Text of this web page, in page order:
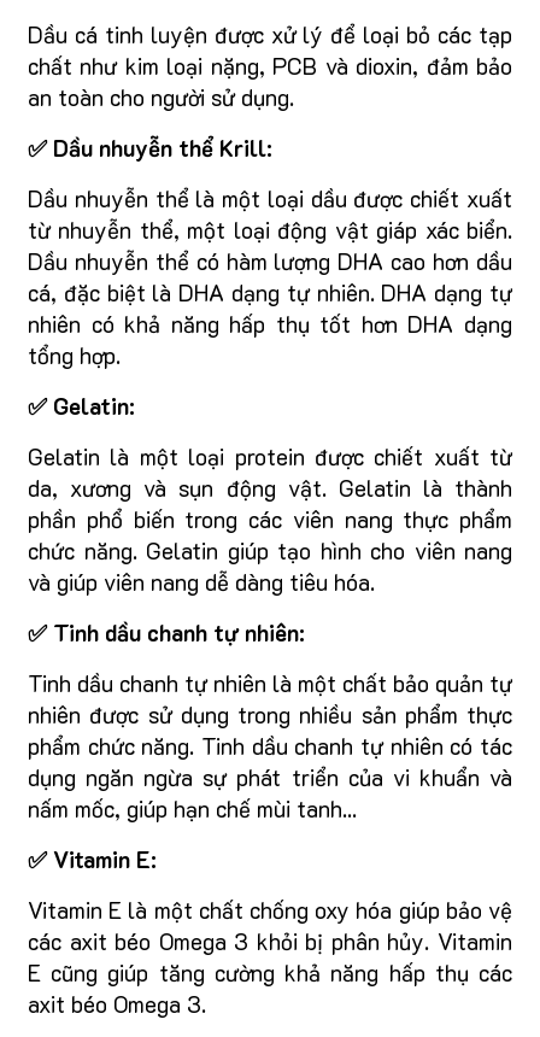
Dầu cá tinh luyện được xử lý để loại bỏ các tạp
chất như kim loại nặng, PCB và dioxin, đảm bảo
an toàn cho người sử dụng.
✅ Dầu nhuyễn thể Krill:
Dầu nhuyễn thể là một loại dầu được chiết xuất
từ nhuyễn thể, một loại động vật giáp xác biển.
Dầu nhuyễn thể có hàm lượng DHA cao hơn dầu
cá, đặc biệt là DHA dạng tự nhiên. DHA dạng tự
nhiên có khả năng hấp thụ tốt hơn DHA dạng
tổng hợp.
✅ Gelatin:
Gelatin là một loại protein được chiết xuất từ
da, xương và sụn động vật. Gelatin là thành
phần phổ biến trong các viên nang thực phẩm
chức năng. Gelatin giúp tạo hình cho viên nang
và giúp viên nang dễ dàng tiêu hóa.
✅ Tinh dầu chanh tự nhiên:
Tinh dầu chanh tự nhiên là một chất bảo quản tự
nhiên được sử dụng trong nhiều sản phẩm thực
phẩm chức năng. Tinh dầu chanh tự nhiên có tác
dụng ngăn ngừa sự phát triển của vi khuẩn và
nấm mốc, giúp hạn chế mùi tanh...
✅ Vitamin E:
Vitamin E là một chất chống oxy hóa giúp bảo vệ
các axit béo Omega 3 khỏi bị phân hủy. Vitamin
E cũng giúp tăng cường khả năng hấp thụ các
axit béo Omega 3.